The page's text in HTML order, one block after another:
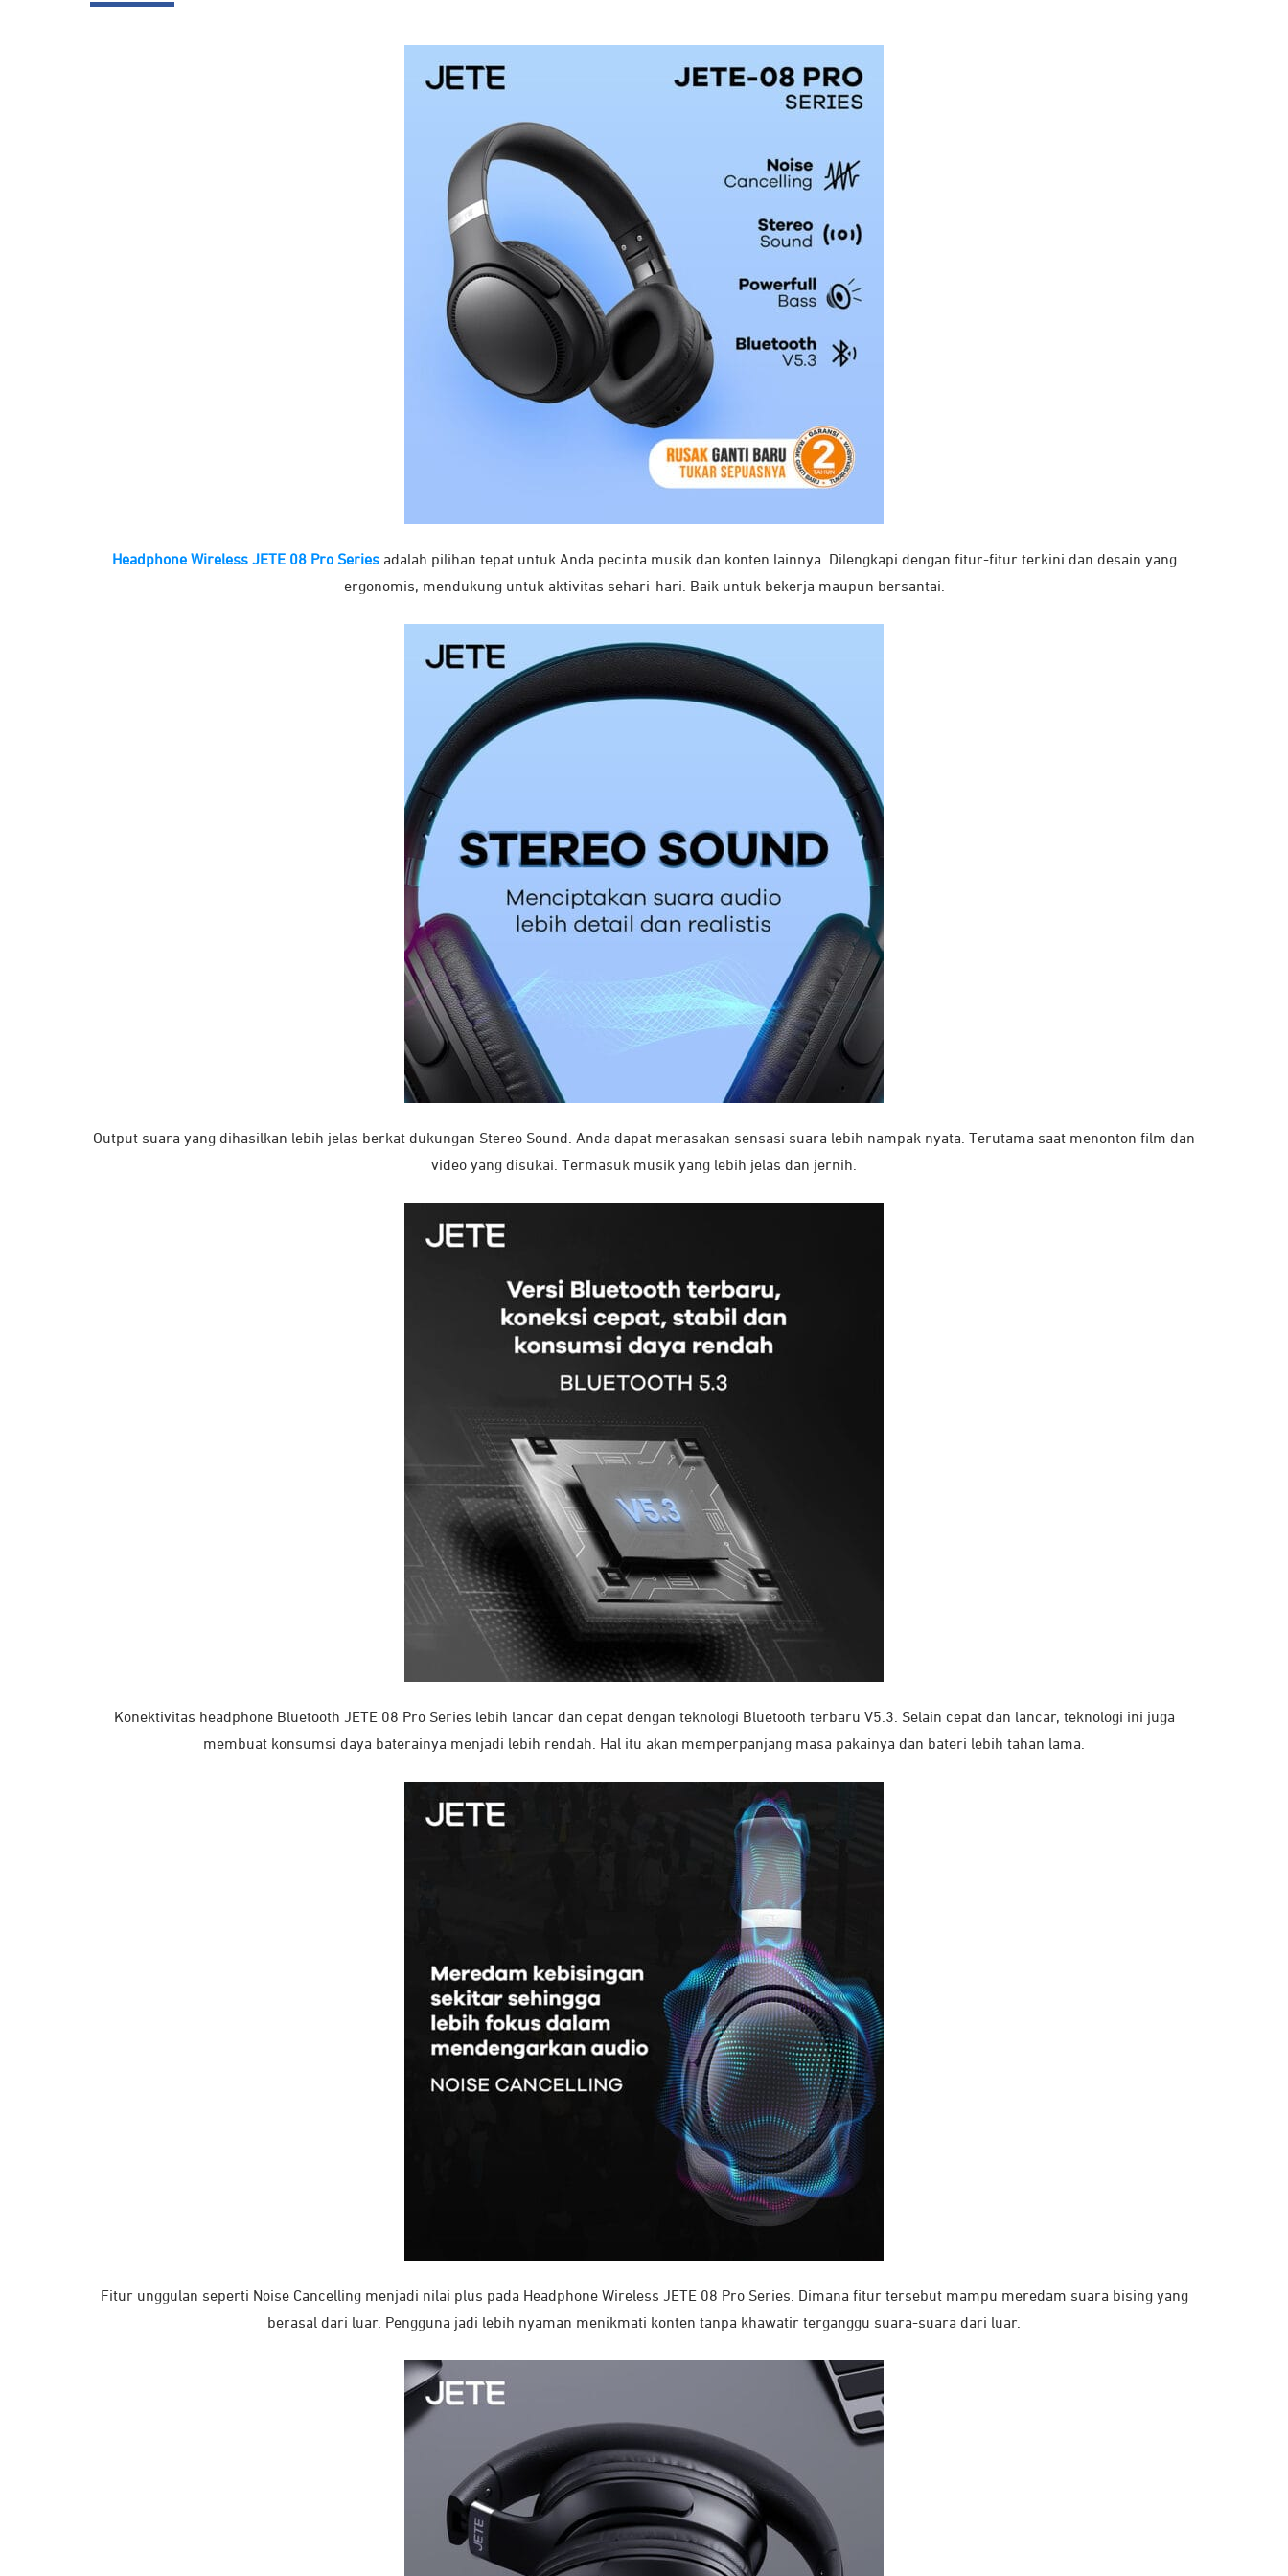
Headphone Wireless JETE 08 Pro Seriesadalah pilihan tepat untuk Anda pecinta musik dan konten lainnya. Dilengkapi dengan fitur-fitur terkini dan desain yang
ergonomis, mendukung untuk aktivitas sehari-hari. Baik untuk bekerja maupun bersantai.
Output suara yang dihasilkan lebih jelas berkat dukungan Stereo Sound. Anda dapat merasakan sensasi suara lebih nampak nyata. Terutama saat menonton film dan
video yang disukai. Termasuk musik yang lebih jelas dan jernih.
Konektivitas headphone Bluetooth JETE 08 Pro Series lebih lancar dan cepat dengan teknologi Bluetooth terbaru V5.3. Selain cepat dan lancar, teknologi ini juga
membuat konsumsi daya baterainya menjadi lebih rendah. Hal itu akan memperpanjang masa pakainya dan bateri lebih tahan lama.
Fitur unggulan seperti Noise Cancelling menjadi nilai plus pada Headphone Wireless JETE 08 Pro Series. Dimana fitur tersebut mampu meredam suara bising yang
berasal dari luar. Pengguna jadi lebih nyaman menikmati konten tanpa khawatir terganggu suara-suara dari luar.